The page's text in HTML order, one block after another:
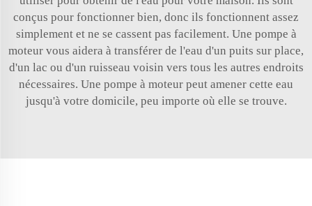
conçus pour fonctionner bien, donc ils fonctionnent assez
simplement et ne se cassent pas facilement. Une pompe à
moteur vous aidera à transférer de l'eau d'un puits sur place,
d'un lac ou d'un ruisseau voisin vers tous les autres endroits
nécessaires. Une pompe à moteur peut amener cette eau
jusqu'à votre domicile, peu importe où elle se trouve.